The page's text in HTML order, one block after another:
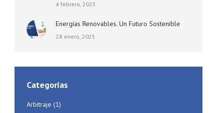
4 febrero, 2025
Energías Renovables. Un Futuro Sostenible
28 enero, 2025
Categorías
Arbitraje (1)